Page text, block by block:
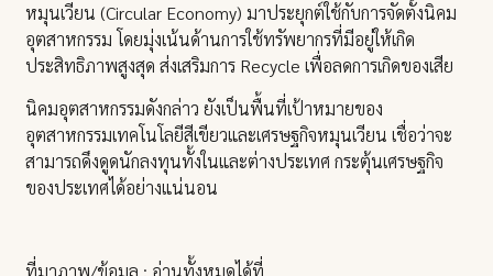
หมุนเวียน (Circular Economy) มาประยุกต์ใช้กับการจัดตั้งนิคม
อุตสาหกรรม โดยมุ่งเน้นด้านการใช้ทรัพยากรที่มีอยู่ให้เกิด
ประสิทธิภาพสูงสุด ส่งเสริมการ Recycle เพื่อลดการเกิดของเสีย
นิคมอุตสาหกรรมดังกล่าว ยังเป็นพื้นที่เป้าหมายของ
อุตสาหกรรมเทคโนโลยีสีเขียวและเศรษฐกิจหมุนเวียน เชื่อว่าจะ
สามารถดึงดูดนักลงทุนทั้งในและต่างประเทศ กระตุ้นเศรษฐกิจ
ของประเทศได้อย่างแน่นอน